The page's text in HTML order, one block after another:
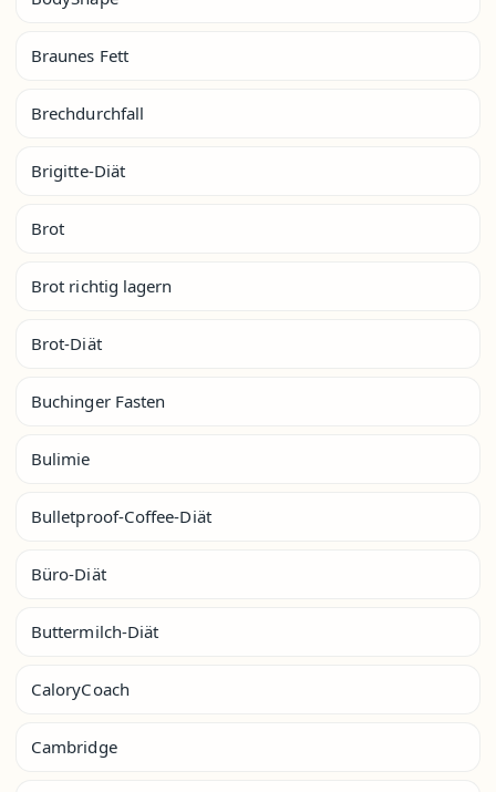
Braunes Fett
Brechdurchfall
Brigitte-Diät
Brot
Brot richtig lagern
Brot-Diät
Buchinger Fasten
Bulimie
Bulletproof-Coffee-Diät
Büro-Diät
Buttermilch-Diät
CaloryCoach
Cambridge